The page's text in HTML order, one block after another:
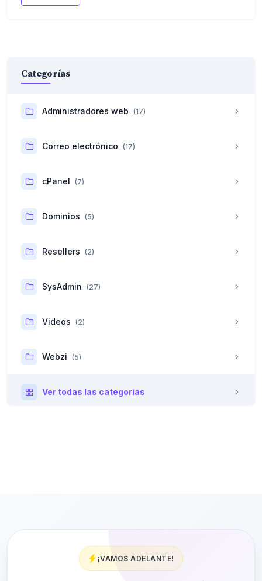
Categorías
Administradores web (17)
Correo electrónico (17)
cPanel (7)
Dominios (5)
Resellers (2)
SysAdmin (27)
Videos (2)
Webzi (5)
Ver todas las categorías
¡VAMOS ADELANTE!